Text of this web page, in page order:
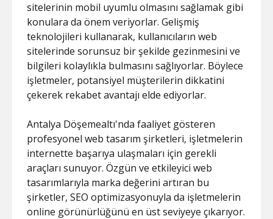
sitelerinin mobil uyumlu olmasını sağlamak gibi
konulara da önem veriyorlar. Gelişmiş
teknolojileri kullanarak, kullanıcıların web
sitelerinde sorunsuz bir şekilde gezinmesini ve
bilgileri kolaylıkla bulmasını sağlıyorlar. Böylece
işletmeler, potansiyel müşterilerin dikkatini
çekerek rekabet avantajı elde ediyorlar.
Antalya Döşemealtı'nda faaliyet gösteren
profesyonel web tasarım şirketleri, işletmelerin
internette başarıya ulaşmaları için gerekli
araçları sunuyor. Özgün ve etkileyici web
tasarımlarıyla marka değerini artıran bu
şirketler, SEO optimizasyonuyla da işletmelerin
online görünürlüğünü en üst seviyeye çıkarıyor.